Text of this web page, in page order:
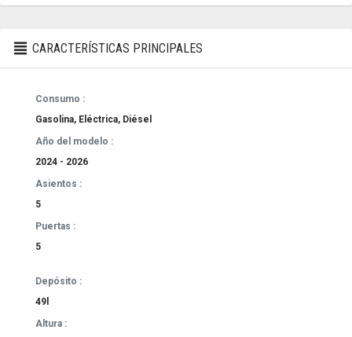
CARACTERÍSTICAS PRINCIPALES
Consumo :
Gasolina, Eléctrica, Diésel
Año del modelo :
2024 - 2026
Asientos :
5
Puertas :
5
Depósito :
49l
Altura :